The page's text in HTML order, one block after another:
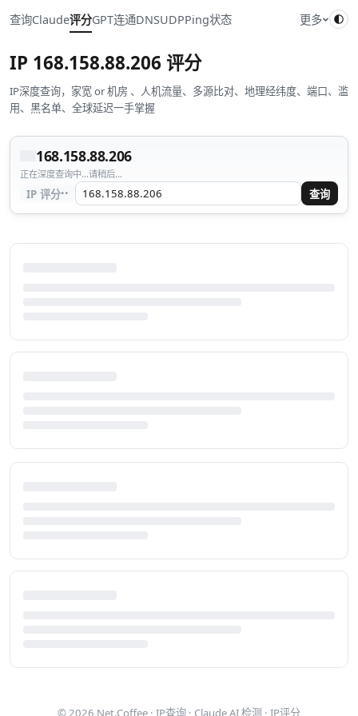
查询Claude评分GPT连通DNSUDPPing状态 更多
IP 168.158.88.206 评分
IP深度查询，家宽 or 机房 、人机流量、多源比对、地理经纬度、端口、滥
用、黑名单、全球延迟一手掌握
168.158.88.206
正在深度查询中...请稍后...
IP 评分·· 查询
© 2026 Net.Coffee · IP查询 · Claude AI 检测 · IP评分